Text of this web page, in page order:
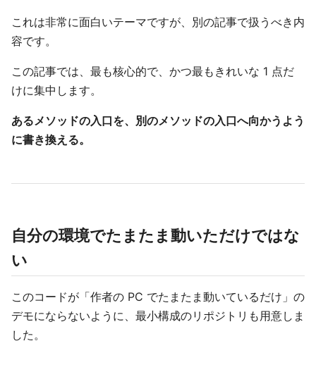
これは非常に面白いテーマですが、別の記事で扱うべき内
容です。
この記事では、最も核心的で、かつ最もきれいな 1 点だ
けに集中します。
あるメソッドの入口を、別のメソッドの入口へ向かうよう
に書き換える。
自分の環境でたまたま動いただけではな
い
このコードが「作者の PC でたまたま動いているだけ」の
デモにならないように、最小構成のリポジトリも用意しま
した。